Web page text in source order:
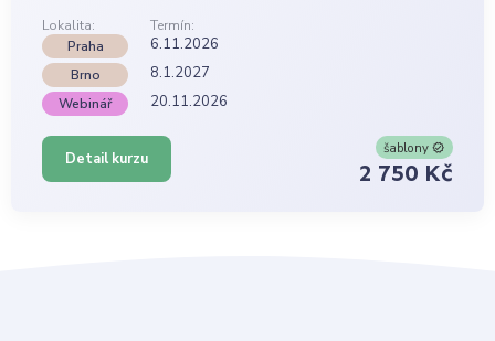
Lokalita:
Termín:
Praha
6.11.2026
Brno 8.1.2027
Webinář 20.11.2026
Detail kurzu
šablony
2 750 Kč